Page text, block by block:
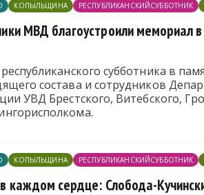
КОПЫЛЬЩИНА РЕСПУБЛИКАНСКИЙСУББОТНИК
МВД благоустроили мемориал
субботника в
состава и сотрудников
УВД Брестского, Витебского,
КОПЫЛЬЩИНА РЕСПУБЛИКАНСКИЙСУББОТНИК
каждом сердце: Слобода-